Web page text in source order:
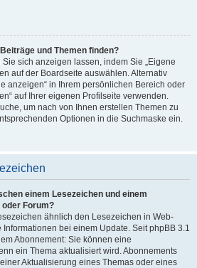
und Themen finden?
sich anzeigen lassen, indem Sie „Eigene
auf der Boardseite auswählen. Alternativ
anzeigen“ in Ihrem persönlichen Bereich oder
auf Ihrer eigenen Profilseite verwenden.
um nach von Ihnen erstellen Themen zu
Optionen in die Suchmaske ein.
einem Lesezeichen und einem
Forum?
ähnlich den Lesezeichen in Web-
bei einem Update. Seit phpBB 3.1
Abonnement: Sie können eine
ein Thema aktualisiert wird. Abonnements
Aktualisierung eines Themas oder eines